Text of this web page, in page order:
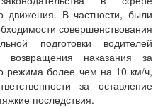
движения. В частности, были
совершенствования
подготовки водителей
возвращения наказания за
режима более чем на 10 км/ч,
за оставление
последствия.